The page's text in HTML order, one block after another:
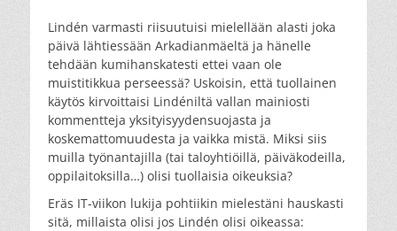
Lindén varmasti riisuutuisi mielellään alasti joka
päivä lähtiessään Arkadianmäeltä ja hänelle
tehdään kumihanskatesti ettei vaan ole
muistitikkua perseessä? Uskoisin, että tuollainen
käytös kirvoittaisi Lindéniltä vallan mainiosti
kommentteja yksityisyydensuojasta ja
koskemattomuudesta ja vaikka mistä. Miksi siis
muilla työnantajilla (tai taloyhtiöillä, päiväkodeilla,
oppilaitoksilla…) olisi tuollaisia oikeuksia?
Eräs IT-viikon lukija pohtiikin mielestäni hauskasti
sitä, millaista olisi jos Lindén olisi oikeassa: